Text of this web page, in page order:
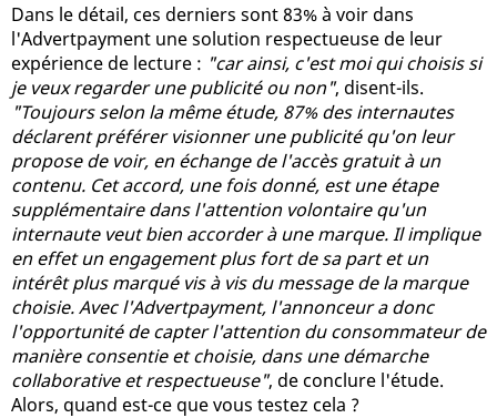
Dans le détail, ces derniers sont 83% à voir dans
l'Advertpayment une solution respectueuse de leur
expérience de lecture : "car ainsi, c'est moi qui choisis si
je veux regarder une publicité ou non", disent-ils.
"Toujours selon la même étude, 87% des internautes
déclarent préférer visionner une publicité qu'on leur
propose de voir, en échange de l'accès gratuit à un
contenu. Cet accord, une fois donné, est une étape
supplémentaire dans l'attention volontaire qu'un
internaute veut bien accorder à une marque. Il implique
en effet un engagement plus fort de sa part et un
intérêt plus marqué vis à vis du message de la marque
choisie. Avec l'Advertpayment, l'annonceur a donc
l'opportunité de capter l'attention du consommateur de
manière consentie et choisie, dans une démarche
collaborative et respectueuse", de conclure l'étude.
Alors, quand est-ce que vous testez cela ?